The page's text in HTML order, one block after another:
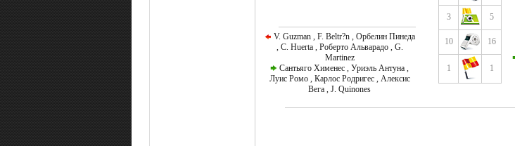
V. Guzman , F. Beltr?n , Орбелин Пинеда
, C. Huerta , Роберто Альварадо , G.
Martinez
Сантьяго Хименес , Уриэль Антуна ,
Луис Ромо , Карлос Родригес , Алексис
Вега , J. Quinones
3 5
10 16
1 1